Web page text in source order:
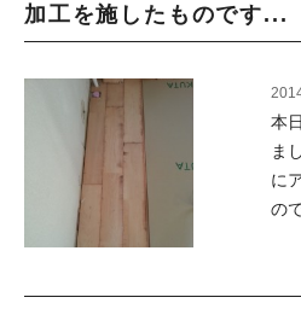
加工を施したものです...
本
ま
に
の